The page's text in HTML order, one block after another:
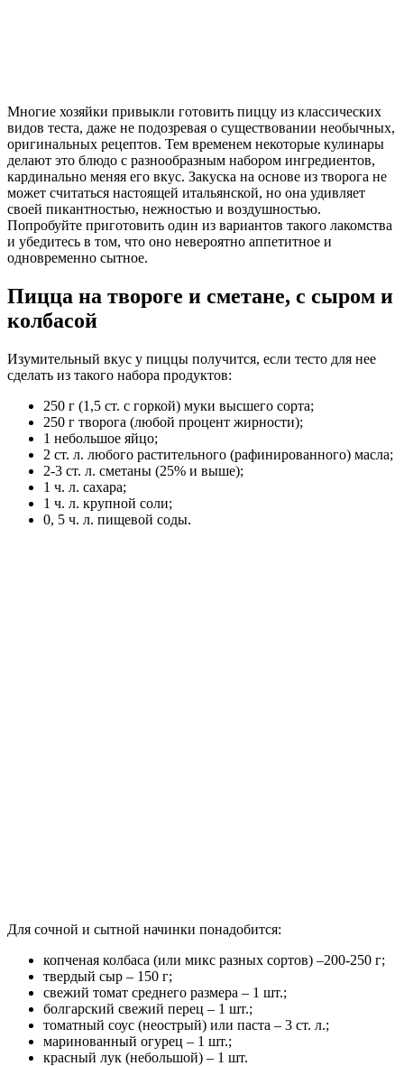
Многие хозяйки привыкли готовить пиццу из классических
видов теста, даже не подозревая о существовании необычных,
оригинальных рецептов. Тем временем некоторые кулинары
делают это блюдо с разнообразным набором ингредиентов,
кардинально меняя его вкус. Закуска на основе из творога не
может считаться настоящей итальянской, но она удивляет
своей пикантностью, нежностью и воздушностью.
Попробуйте приготовить один из вариантов такого лакомства
и убедитесь в том, что оно невероятно аппетитное и
одновременно сытное.
Пицца на твороге и сметане, с сыром и
колбасой
Изумительный вкус у пиццы получится, если тесто для нее
сделать из такого набора продуктов:
250 г (1,5 ст. с горкой) муки высшего сорта;
250 г творога (любой процент жирности);
1 небольшое яйцо;
2 ст. л. любого растительного (рафинированного) масла;
2-3 ст. л. сметаны (25% и выше);
1 ч. л. сахара;
1 ч. л. крупной соли;
0, 5 ч. л. пищевой соды.
Для сочной и сытной начинки понадобится:
копченая колбаса (или микс разных сортов) –200-250 г;
твердый сыр – 150 г;
свежий томат среднего размера – 1 шт.;
болгарский свежий перец – 1 шт.;
томатный соус (неострый) или паста – 3 ст. л.;
маринованный огурец – 1 шт.;
красный лук (небольшой) – 1 шт.